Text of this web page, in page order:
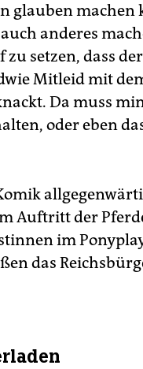
glauben machen
anderes
setzen, dass der
Mitleid mit
Da muss
oder eben
Auftritt der
im
das